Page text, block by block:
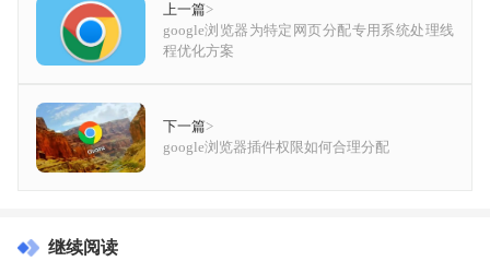
上一篇>
google浏览器为特定网页分配专用系统处理线
程优化方案
下一篇>
google浏览器插件权限如何合理分配
继续阅读